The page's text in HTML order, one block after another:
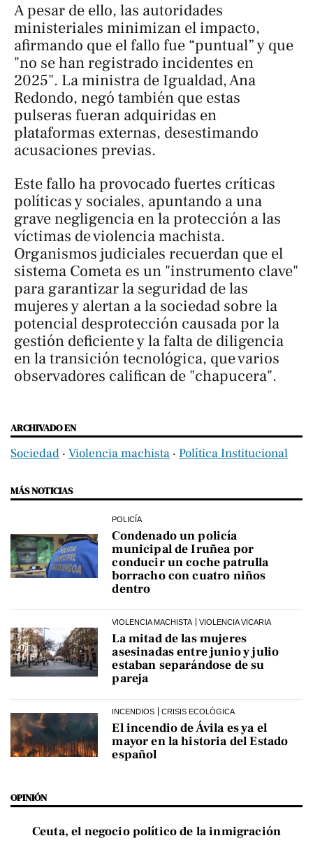
A pesar de ello, las autoridades
ministeriales minimizan el impacto,
afirmando que el fallo fue “puntual” y que
"no se han registrado incidentes en
2025". La ministra de Igualdad, Ana
Redondo, negó también que estas
pulseras fueran adquiridas en
plataformas externas, desestimando
acusaciones previas.
Este fallo ha provocado fuertes críticas
políticas y sociales, apuntando a una
grave negligencia en la protección a las
víctimas de violencia machista.
Organismos judiciales recuerdan que el
sistema Cometa es un "instrumento clave"
para garantizar la seguridad de las
mujeres y alertan a la sociedad sobre la
potencial desprotección causada por la
gestión deficiente y la falta de diligencia
en la transición tecnológica, que varios
observadores califican de "chapucera".
ARCHIVADO EN
Sociedad ‧ Violencia machista ‧ Política Institucional
MÁS NOTICIAS
POLICÍA
Condenado un policía
municipal de Iruñea por
conducir un coche patrulla
borracho con cuatro niños
dentro
VIOLENCIA MACHISTA VIOLENCIA VICARIA
La mitad de las mujeres
asesinadas entre junio y julio
estaban separándose de su
pareja
INCENDIOS CRISIS ECOLÓGICA
El incendio de Ávila es ya el
mayor en la historia del Estado
español
OPINIÓN
Ceuta, el negocio político de la inmigración